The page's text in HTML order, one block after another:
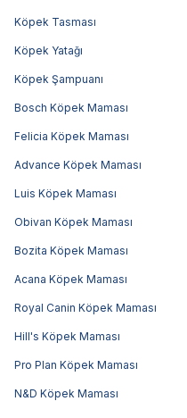
Köpek Tasması
Köpek Yatağı
Köpek Şampuanı
Bosch Köpek Maması
Felicia Köpek Maması
Advance Köpek Maması
Luis Köpek Maması
Obivan Köpek Maması
Bozita Köpek Maması
Acana Köpek Maması
Royal Canin Köpek Maması
Hill's Köpek Maması
Pro Plan Köpek Maması
N&D Köpek Maması